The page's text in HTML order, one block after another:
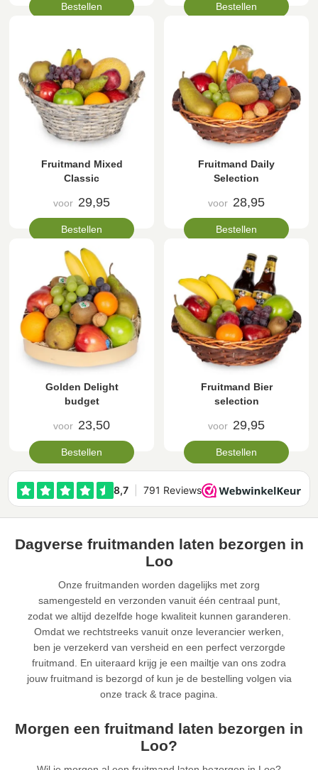
Bestellen Bestellen
Fruitmand Mixed
Classic
voor 29,95
Bestellen
Fruitmand Daily
Selection
voor 28,95
Bestellen
Golden Delight
budget
voor 23,50
Bestellen
Fruitmand Bier
selection
voor 29,95
Bestellen
Dagverse fruitmanden laten bezorgen in
Loo
Onze fruitmanden worden dagelijks met zorg
samengesteld en verzonden vanuit één centraal punt,
zodat we altijd dezelfde hoge kwaliteit kunnen garanderen.
Omdat we rechtstreeks vanuit onze leverancier werken,
ben je verzekerd van versheid en een perfect verzorgde
fruitmand. En uiteraard krijg je een mailtje van ons zodra
jouw fruitmand is bezorgd of kun je de bestelling volgen via
onze track & trace pagina.
Morgen een fruitmand laten bezorgen in
Loo?